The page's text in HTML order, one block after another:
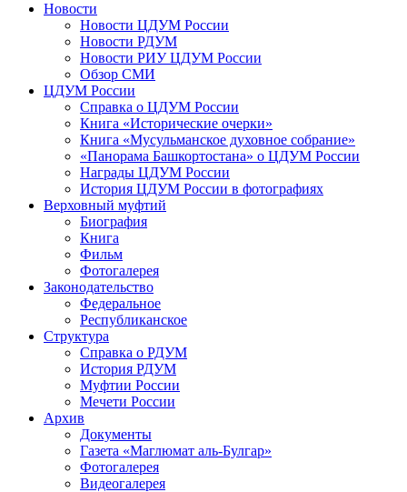
Новости
Новости ЦДУМ России
Новости РДУМ
Новости РИУ ЦДУМ России
Обзор СМИ
ЦДУМ России
Справка о ЦДУМ России
Книга «Исторические очерки»
Книга «Мусульманское духовное собрание»
«Панорама Башкортостана» о ЦДУМ России
Награды ЦДУМ России
История ЦДУМ России в фотографиях
Верховный муфтий
Биография
Книга
Фильм
Фотогалерея
Законодательство
Федеральное
Республиканское
Структура
Справка о РДУМ
История РДУМ
Муфтии России
Мечети России
Архив
Документы
Газета «Маглюмат аль-Булгар»
Фотогалерея
Видеогалерея